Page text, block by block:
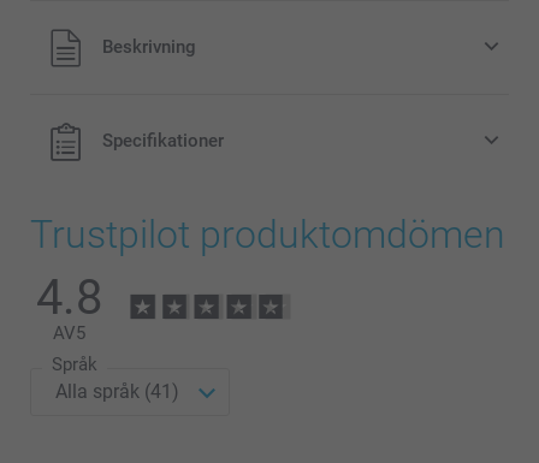
Alla priser är i svenska kronor (SEK), inklusive moms och
exklusive porto.
Beskrivning
Specifikationer
Trustpilot produktomdömen
4.8
AV5
Språk